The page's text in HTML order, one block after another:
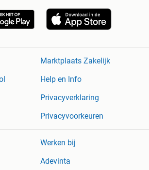
Marktplaats Zakelijk
Help en Info
Privacyverklaring
Privacyvoorkeuren
Werken bij
Adevinta